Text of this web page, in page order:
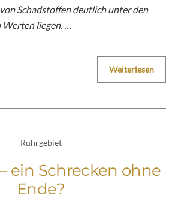
Schadstoffen deutlich unter den
Werten liegen. …
Weiterlesen
Ruhrgebiet
ein Schrecken ohne
Ende?